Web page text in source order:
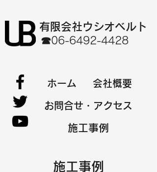
有限会社ウシオベルト
☎06-6492-4428
ホーム 会社概要
お問合せ・アクセス
施工事例
施工事例